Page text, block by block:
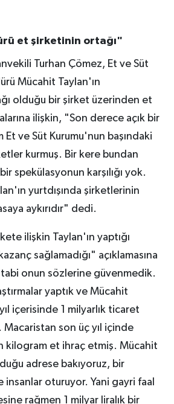
et şirketinin ortağı"
Turhan Çömez, Et ve Süt
Mücahit Taylan'ın
olduğu bir şirket üzerinden et
ilişkin, "Son derece açık bir
Et ve Süt Kurumu'nun başındaki
kurmuş. Bir kere bundan
spekülasyonun karşılığı yok.
yurtdışında şirketlerinin
aykırıdır" dedi.
ilişkin Taylan'ın yaptığı
sağlamadığı" açıklamasına
onun sözlerine güvenmedik.
yaptık ve Mücahit
içerisinde 1 milyarlık ticaret
Macaristan son üç yıl içinde
kilogram et ihraç etmiş. Mücahit
adrese bakıyoruz, bir
insanlar oturuyor. Yani gayri faal
rağmen 1 milyar liralık bir